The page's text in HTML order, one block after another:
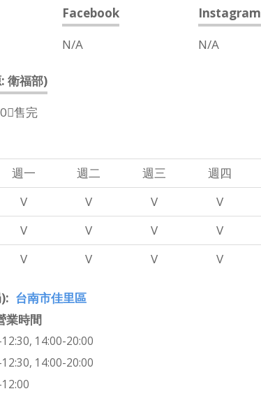
Facebook
N/A
Instagram
N/A
衛福部)
售完
週一
週二 週三 週四
V V V V
V V V V
V V V V
台南市佳里區
業時間
14:00-20:00
14:00-20:00